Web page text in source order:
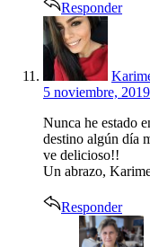
Responder
5 noviembre,
Nunca he estado
destino algún día
ve delicioso!!
Un abrazo,
Responder